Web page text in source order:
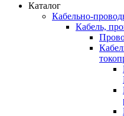
Каталог
Кабельно-
Кабель,